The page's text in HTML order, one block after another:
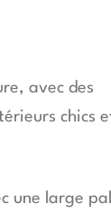
avec des
chics
une large